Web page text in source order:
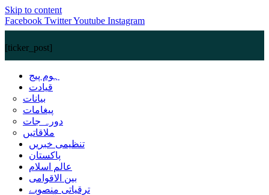
Skip to content
Facebook TwitterYoutube Instagram
[ticker_post]
ہوم پیج
قیادت
بیانات
پیغامات
دورہ جات
ملاقاتیں
تنظیمی خبریں
پاکستان
عالم اسلام
بین الاقوامی
ترقیاتی منصوبے